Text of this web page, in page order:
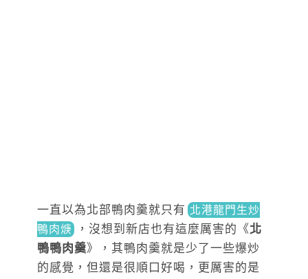
一直以為北部鴨肉羹就只 有 北港龍門生炒
鴨肉焿
， 沒想到新店也有這麼厲害的《北
鴨鴨肉羹》，其鴨肉羹就是少了一些爆炒
的感覺，但還是很順口好喝，更厲害的是